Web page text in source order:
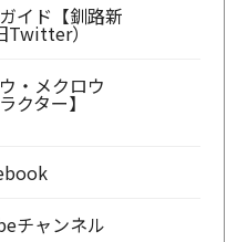
イド【釧路新
Twitter）
・メクロウ
クター】
チャンネル